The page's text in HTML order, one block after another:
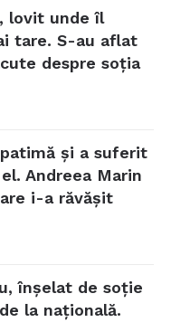
lovit unde îl
tare. S-au aflat
despre soția
și a suferit
Andreea Marin
i-a răvășit
înșelat de soție
la națională.